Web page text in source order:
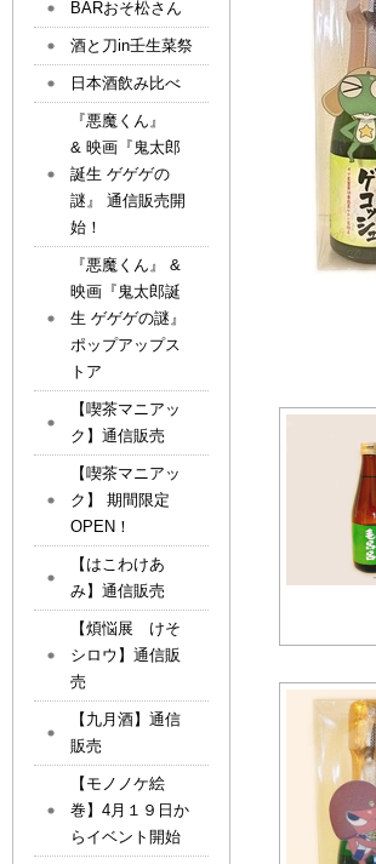
BARおそ松さん
酒と刀in壬生菜祭
日本酒飲み比べ
『悪魔くん』
& 映画『鬼太郎
誕生 ゲゲゲの
謎』 通信販売開
始！
『悪魔くん』 &
映画『鬼太郎誕
生 ゲゲゲの謎』
ポップアップス
トア
【喫茶マニアッ
ク】通信販売
【喫茶マニアッ
ク】 期間限定
OPEN！
【はこわけあ
み】通信販売
【煩悩展 けそ
シロウ】通信販
売
【九月酒】通信
販売
【モノノケ絵
巻】4月１９日か
らイベント開始